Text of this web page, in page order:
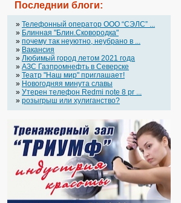
Последнии блоги:
» Телефонный оператор OOO “СЭЛС” ...
» Блинная "Блин.Сковородка"
» почему так неуютно, неубрано в ...
» Вакансия
» Любимый город летом 2021 года
» АЗС Газпромнефть в Северске
» Театр "Наш мир" приглашает!
» Новогодняя минута славы
» Утерен телефон Redmi note 8 pr ...
» розыгрыш или хулиганство?